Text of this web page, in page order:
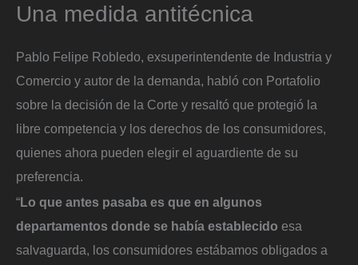
Una medida antitécnica
Pablo Felipe Robledo, exsuperintendente de Industria y
Comercio y autor de la demanda, habló con Portafolio
sobre la decisión de la Corte y resaltó que protegió la
libre competencia y los derechos de los consumidores,
quienes ahora pueden elegir el aguardiente de su
preferencia.
“Lo que antes pasaba es que en algunos
departamentos donde se había establecido esa
salvaguarda, los consumidores estábamos obligados a